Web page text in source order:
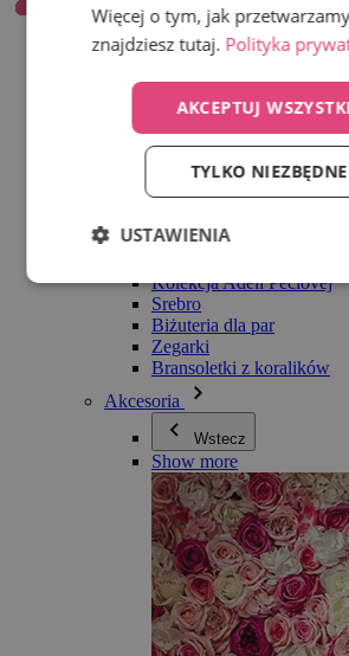
Wszystko w kategorii
Bransoletki
Kolekcja Adéli Pečlovej
Srebro
Biżuteria dla par
Zegarki
Bransoletki z koralików
Akcesoria
Wstecz
Show more
Więcej o tym, jak
znajdziesz tutaj. Polityka
AKCEPTUJ
TYLKO NIEZBĘDNE
USTAWIENIA